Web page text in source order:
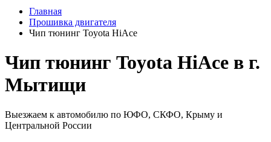
Главная
Прошивка двигателя
Чип тюнинг Toyota HiAce
Чип тюнинг Toyota HiAce в г.
Мытищи
Выезжаем к автомобилю по ЮФО, СКФО, Крыму и
Центральной России